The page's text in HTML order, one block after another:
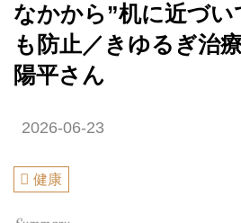
なかから”机に近づい
も防止／きゆるぎ治
陽平さん
2026-06-23
健康